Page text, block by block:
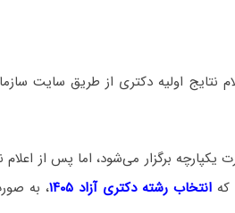
نتایج اولیه دکتری از طریق سایت
برگزار می‌شود، اما پس از اعلام
انتخاب رشته دکتری آزاد ۱۴۰۵
، به